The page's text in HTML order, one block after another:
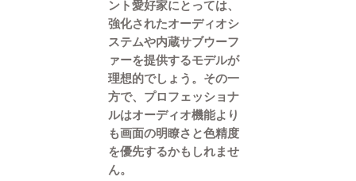
ント愛好家にとっては、
強化されたオーディオシ
ステムや内蔵サブウーフ
ァーを提供するモデルが
理想的でしょう。その一
方で、プロフェッショナ
ルはオーディオ機能より
も画面の明瞭さと色精度
を優先するかもしれませ
ん。